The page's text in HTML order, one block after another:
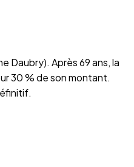
Daubry). Après 69 ans, la
30 % de son montant.